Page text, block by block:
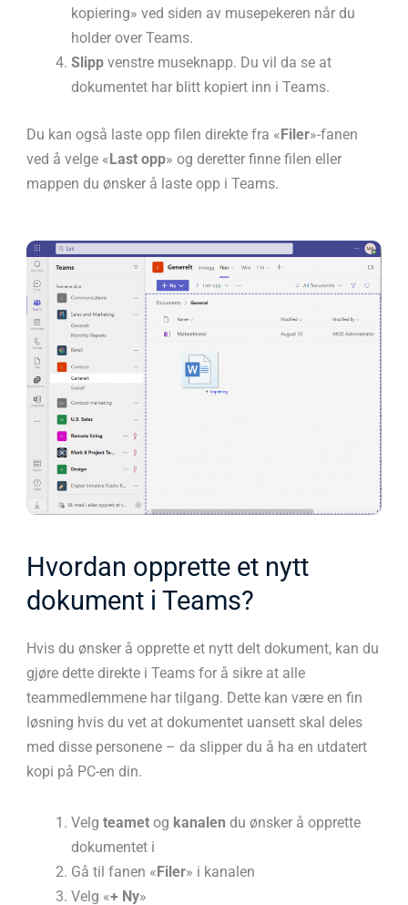
kopiering» ved siden av musepekeren når du
holder over Teams.
Slipp venstre museknapp. Du vil da se at
dokumentet har blitt kopiert inn i Teams.
Du kan også laste opp filen direkte fra «Filer»-fanen
ved å velge «Last opp» og deretter finne filen eller
mappen du ønsker å laste opp i Teams.
Hvordan opprette et nytt
dokument i Teams?
Hvis du ønsker å opprette et nytt delt dokument, kan du
gjøre dette direkte i Teams for å sikre at alle
teammedlemmene har tilgang. Dette kan være en fin
løsning hvis du vet at dokumentet uansett skal deles
med disse personene – da slipper du å ha en utdatert
kopi på PC-en din.
Velgteamet og kanalen du ønsker å opprette
dokumentet i
Gå til fanen «Filer» i kanalen
Velg «+ Ny»